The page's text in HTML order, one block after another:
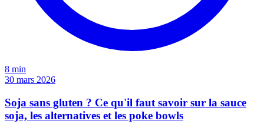
8 min
30 mars 2026
Soja sans gluten ? Ce qu'il faut savoir sur la sauce
soja, les alternatives et les poke bowls